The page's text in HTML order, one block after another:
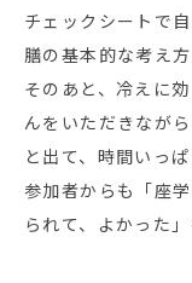
チェックシートで
膳の基本的な考え
そのあと、冷えに
んをいただきなが
と出て、時間いっ
参加者からも「座
られて、よかった」